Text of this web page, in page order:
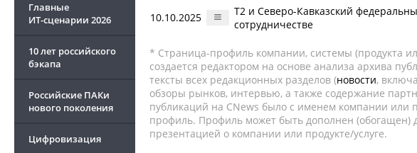
Главные
ИТ-сценарии 2026
10 лет российского
бэкапа
Российские ПАКи
нового поколения
Цифровизация
10.10.2025
T2 и Северо-Кавказский
сотрудничестве
* Страница-профиль компании, системы (продукта
создается редактором на основе анализа архива
тексты всех редакционных разделов (новости,
обзоры рынков, интервью, а также содержание
публикаций на CNews было с именем компании или
профиль. Профиль может быть дополнен (обогащен)
презентацией о компании или продукте/услуге.